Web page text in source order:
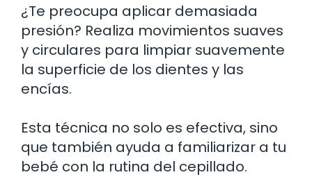
¿Te preocupa aplicar demasiada
presión? Realiza movimientos suaves
y circulares para limpiar suavemente
la superficie de los dientes y las
encías.
Esta técnica no solo es efectiva, sino
que también ayuda a familiarizar a tu
bebé con la rutina del cepillado.